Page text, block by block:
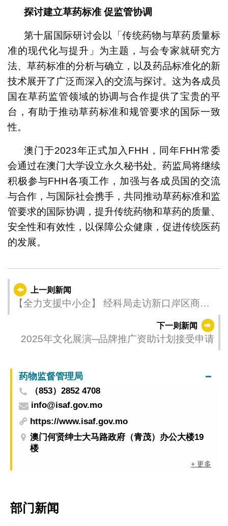
探讨建立草药标准 促监管协调
第十届国际研讨会以「传统药物与草药质量标
准的现代化与提升」为主题，与会专家就研究方
法、草药标准的分析与确立，以及药品标准化的新
技术展开了广泛而深入的交流与探讨。这为各成员
国在草药监管领域的协调与合作提供了宝贵的平
台，有助于推动草药标准和规管要求的国际一致
性。
澳门于2023年正式加入FHH，同年FHH常委
会通过在澳门大学设立永久秘书处。药监局将继续
积极参与FHH各项工作，加强与各成员国的交流
与合作，与国际社会携手，共同推动草药标准和监
管要求的国际协调，提升传统药物和草药的质量、
安全性和有效性，以保障公众健康，促进传统医药
的发展。
上一则新闻
【全力支援中小企】 经科局走访新口岸区商
下一则新闻
2025年文化展演─品牌推广资助计划接受申请
药物监督管理局
（853）2852 4708
info@isaf.gov.mo
https://www.isaf.gov.mo
澳门何贤绅士大马路政府（青茂）办公大楼19
楼
+ 更多
部门新闻